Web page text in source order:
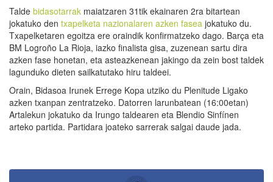
Talde bidasotarrak maiatzaren 31tik ekainaren 2ra bitartean
jokatuko den txapelketa nazionalaren azken fasea jokatuko du.
Txapelketaren egoitza ere oraindik konfirmatzeko dago. Barça eta
BM Logroño La Rioja, iazko finalista gisa, zuzenean sartu dira
azken fase honetan, eta asteazkenean jakingo da zein bost taldek
lagunduko dieten sailkatutako hiru taldeei.
Orain, Bidasoa Irunek Errege Kopa utziko du Plenitude Ligako
azken txanpan zentratzeko. Datorren larunbatean (16:00etan)
Artalekun jokatuko da Irungo taldearen eta Blendio Sinfínen
arteko partida. Partidara joateko sarrerak salgai daude jada.